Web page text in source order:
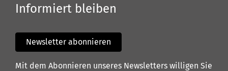
Informiert bleiben
Newsletter abonnieren
Mit dem Abonnieren unseres Newsletters willigen Sie